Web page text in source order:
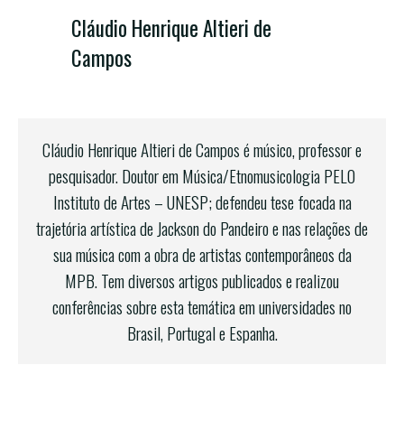
Cláudio Henrique Altieri de
Campos
Cláudio Henrique Altieri de Campos é músico, professor e
pesquisador. Doutor em Música/Etnomusicologia PELO
Instituto de Artes – UNESP; defendeu tese focada na
trajetória artística de Jackson do Pandeiro e nas relações de
sua música com a obra de artistas contemporâneos da
MPB. Tem diversos artigos publicados e realizou
conferências sobre esta temática em universidades no
Brasil, Portugal e Espanha.